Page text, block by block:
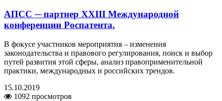
АПСС ─ партнер XXIII Международной
конференции Роспатента.
В фокусе участников мероприятия – изменения
законодательства и правового регулирования, поиск и выбор
путей развития этой сферы, анализ правоприменительной
практики, международных и российских трендов.
15.10.2019
1092 просмотров